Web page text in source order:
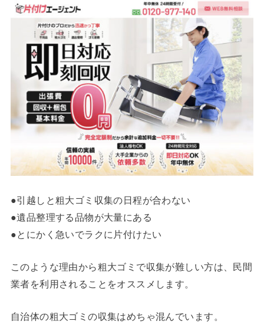
●引越しと粗大ゴミ収集の日程が合わない
●遺品整理する品物が大量にある
●とにかく急いでラクに片付けたい
このような理由から粗大ゴミで収集が難しい方は、民間
業者を利用されることをオススメします。
自治体の粗大ゴミの収集はめちゃ混んでいます。